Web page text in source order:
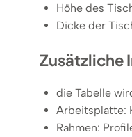
Höhe des
Dicke der
Zusätzliche
die Tabelle
Arbeitsplatte:
Rahmen: